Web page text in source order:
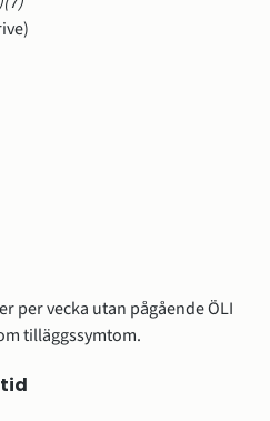
per vecka utan pågående ÖLI
tilläggssymtom.